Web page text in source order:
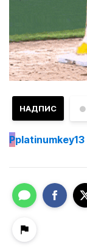
●
НАДПИС
Pplatinumkey13